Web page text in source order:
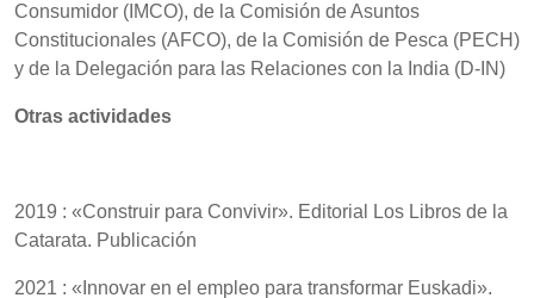
Consumidor (IMCO), de la Comisión de Asuntos
Constitucionales (AFCO), de la Comisión de Pesca (PECH)
y de la Delegación para las Relaciones con la India (D-IN)
Otras actividades
2019 : «Construir para Convivir». Editorial Los Libros de la
Catarata. Publicación
2021 : «Innovar en el empleo para transformar Euskadi».